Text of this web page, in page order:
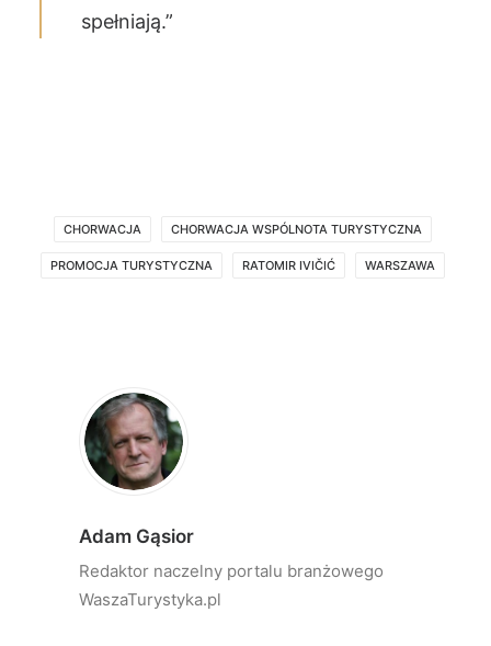
spełniają.”
CHORWACJA CHORWACJA WSPÓLNOTA TURYSTYCZNA
PROMOCJA TURYSTYCZNA RATOMIR IVIČIĆ WARSZAWA
Adam Gąsior
Redaktor naczelny portalu branżowego
WaszaTurystyka.pl